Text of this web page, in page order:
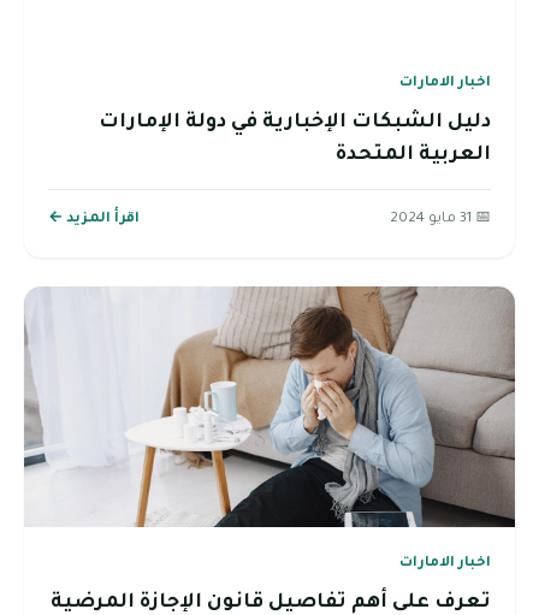
اخبار الامارات
دليل الشبكات الإخبارية في دولة الإمارات
العربية المتحدة
📅 31 مايو 2024 اقرأ المزيد ←
اخبار الامارات
تعرف على أهم تفاصيل قانون الإجازة المرضية